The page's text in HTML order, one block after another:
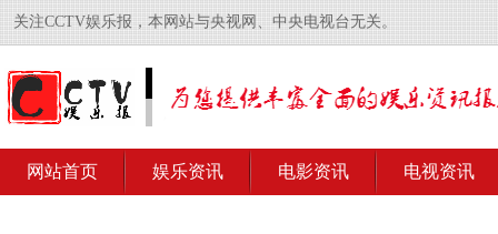
关注CCTV娱乐报，本网站与央视网、中央电视台无关。
网站首页 娱乐资讯 电影资讯 电视资讯